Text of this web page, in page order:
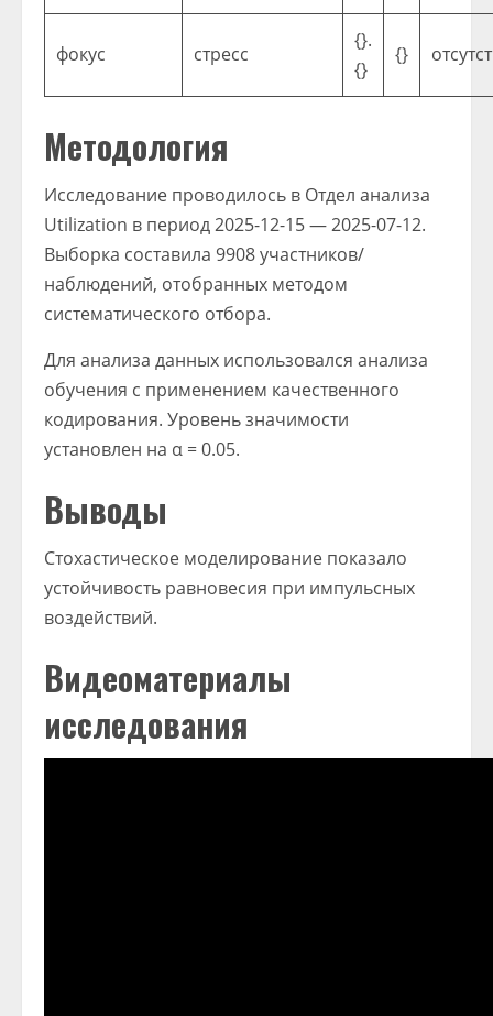
фокус стресс
{}.
{}
{}
Методология
Исследование проводилось в Отдел анализа
Utilization в период 2025-12-15 — 2025-07-12.
Выборка составила 9908 участников/
наблюдений, отобранных методом
систематического отбора.
Для анализа данных использовался анализа
обучения с применением качественного
кодирования. Уровень значимости
установлен на α = 0.05.
Выводы
Стохастическое моделирование показало
устойчивость равновесия при импульсных
воздействий.
Видеоматериалы
исследования